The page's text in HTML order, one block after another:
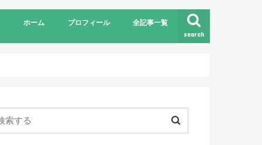
search
ホーム プロフィール 全記事一覧